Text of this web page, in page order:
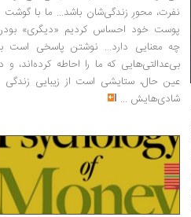
نفرت، محورِ زندگی‌شان باشد... ما با گوشت
پوست خود احساس کردیم «دیگری»
چه معنایی دارد... نوشتن پاسخی است
بی‌عدالتی‌هایی که ما را احاطه کرده‌اند، و
عین حال، ستایشی است از زیبایی زندگی
شادی‌هایش ...